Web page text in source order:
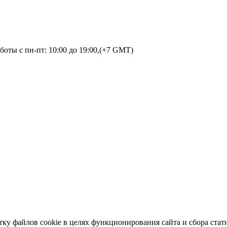
с пн-пт: 10:00 до 19:00,(+7 GMT)
файлов cookie в целях функционирования сайта и сбора